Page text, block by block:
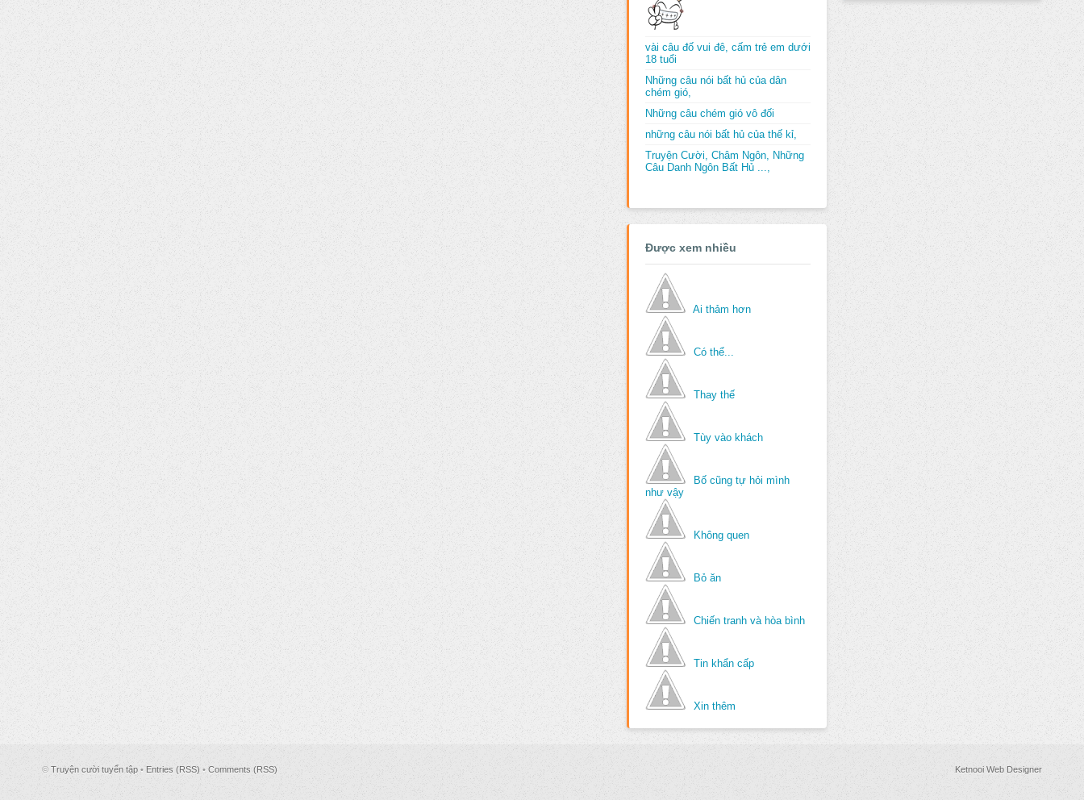
vài câu đố vui đê, cấm trẻ em dưới
18 tuổi
Những câu nói bất hủ của dân
chém gió,
Những câu chém gió vô đối
những câu nói bất hủ của thế kỉ,
Truyện Cười, Châm Ngôn, Những
Câu Danh Ngôn Bất Hủ ...,
Được xem nhiều
Ai thảm hơn
Có thể...
Thay thế
Tùy vào khách
Bố cũng tự hỏi mình
như vậy
Không quen
Bỏ ăn
Chiến tranh và hòa bình
Tin khẩn cấp
Xin thêm
© Truyện cười tuyển tập • Entries (RSS) • Comments (RSS) Ketnooi Web Designer